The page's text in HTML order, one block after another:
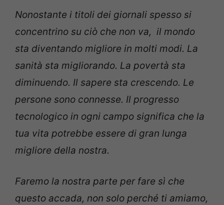
Nonostante i titoli dei giornali spesso si
concentrino su ciò che non va, il mondo
sta diventando migliore in molti modi. La
sanità sta migliorando. La povertà sta
diminuendo. Il sapere sta crescendo. Le
persone sono connesse. Il progresso
tecnologico in ogni campo significa che la
tua vita potrebbe essere di gran lunga
migliore della nostra.
Faremo la nostra parte per fare sì che
questo accada, non solo perché ti amiamo,